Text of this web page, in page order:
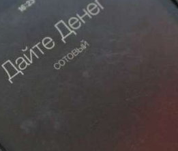
в Волгограде: девушка
женщину с ножом
в Центральном
„Арбузный переполох“
нарастили экспорт: